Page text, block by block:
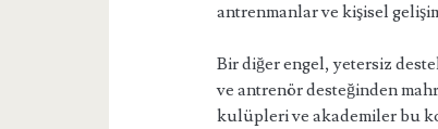
antrenmanlar ve kişisel
Bir diğer engel, yetersiz
ve antrenör desteğinden
kulüpleri ve akademiler bu